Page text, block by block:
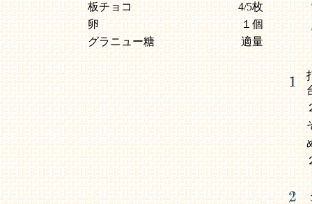
板チョコ
4/5枚
卵
１個
グラニュー糖
適量